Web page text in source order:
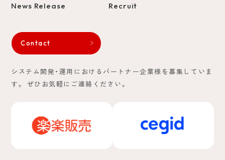
News Release
Recruit
Contact
システム開発・運用におけるパートナー企業様を募集していま
す。
ぜひお気軽にご連絡ください。